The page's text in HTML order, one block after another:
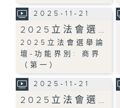
2025-11-21
2025立法會選…
2025立法會選舉論
壇-功能界別: 商界
（第一）
2025-11-21
2025立法會選…